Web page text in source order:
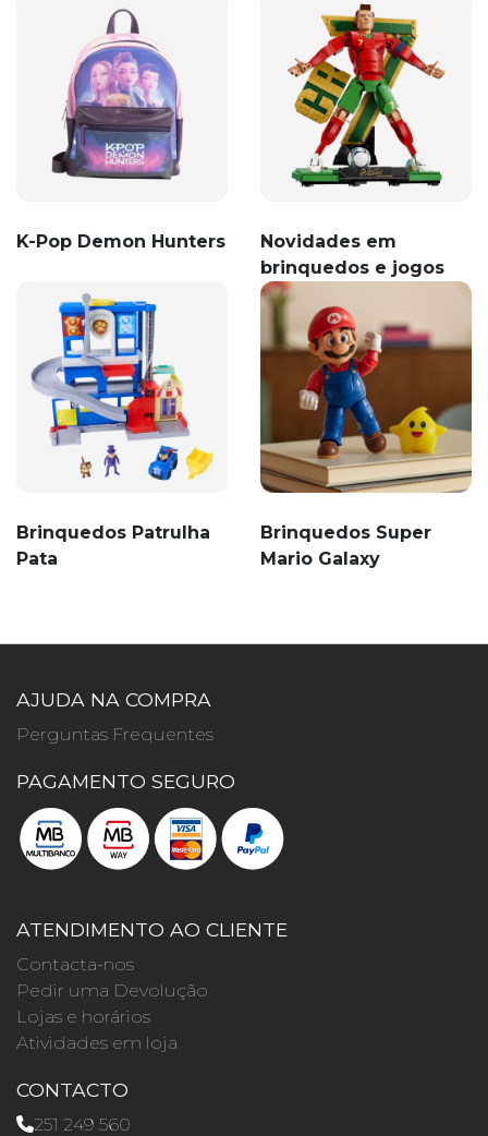
K-Pop Demon Hunters
Novidades em
brinquedos e jogos
Brinquedos Patrulha
Pata
Brinquedos Super
Mario Galaxy
AJUDA NA COMPRA
Perguntas Frequentes
PAGAMENTO SEGURO
ATENDIMENTO AO CLIENTE
Contacta-nos
Pedir uma Devolução
Lojas e horários
Atividades em loja
CONTACTO
251 249 560